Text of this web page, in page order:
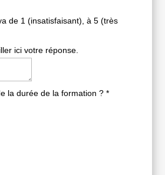
de 1 (insatisfaisant), à 5 (très
ici votre réponse.
la durée de la formation ? *